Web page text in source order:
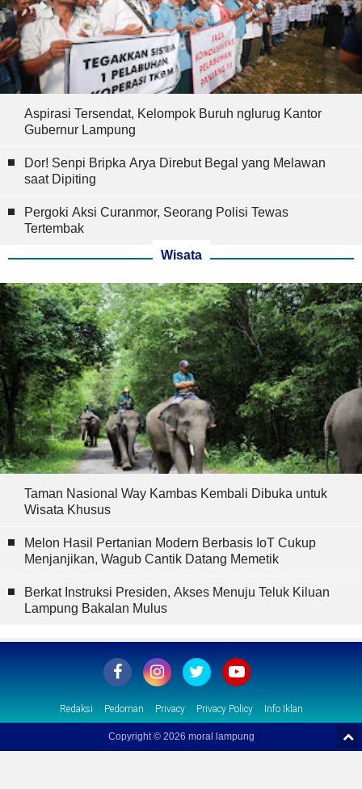
Aspirasi Tersendat, Kelompok Buruh nglurug Kantor
Gubernur Lampung
Dor! Senpi Bripka Arya Direbut Begal yang Melawan
saat Dipiting
Pergoki Aksi Curanmor, Seorang Polisi Tewas
Tertembak
Wisata
Taman Nasional Way Kambas Kembali Dibuka untuk
Wisata Khusus
Melon Hasil Pertanian Modern Berbasis IoT Cukup
Menjanjikan, Wagub Cantik Datang Memetik
Berkat Instruksi Presiden, Akses Menuju Teluk Kiluan
Lampung Bakalan Mulus
Redaksi Pedoman Privacy Privacy Policy Info Iklan
Copyright © 2026 moral lampung